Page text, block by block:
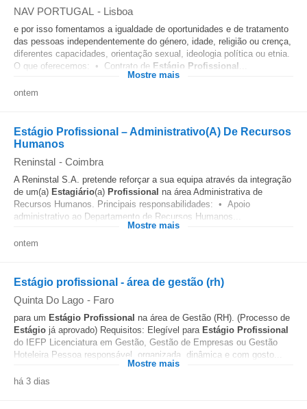
NAV PORTUGAL - Lisboa
e por isso fomentamos a igualdade de oportunidades e de tratamento
das pessoas independentemente do género, idade, religião ou crença,
diferentes capacidades, orientação sexual, ideologia política ou etnia.
O que oferecemos: • Contrato de Estágio Profissional
Mostre mais
ontem
Estágio Profissional – Administrativo(A) De Recursos
Humanos
Reninstal - Coimbra
A Reninstal S.A. pretende reforçar a sua equipa através da integração
de um(a) Estagiário(a) Profissional na área Administrativa de
Recursos Humanos. Principais responsabilidades: • Apoio
administrativo ao Departamento de Recursos Humanos...
Mostre mais
ontem
Estágio profissional - área de gestão (rh)
Quinta Do Lago - Faro
para um Estágio Profissional na área de Gestão (RH). (Processo de
Estágio já aprovado) Requisitos: Elegível para Estágio Profissional
do IEFP Licenciatura em Gestão, Gestão de Empresas ou Gestão
Hoteleira Pessoa responsável, organizada, dinâmica e com gosto...
Mostre mais
há 3 dias